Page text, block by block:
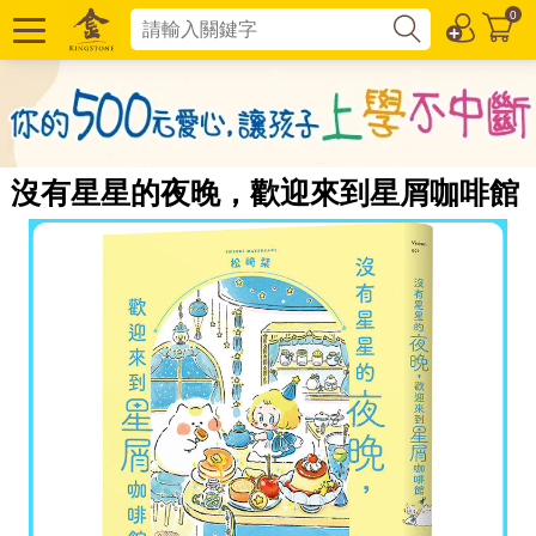
0
沒有星星的夜晚，歡迎來到星屑咖啡館